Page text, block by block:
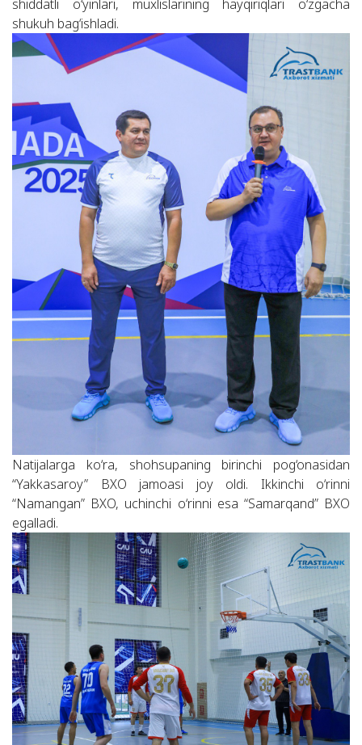
shiddatli o‘yinlari, muxlislarining hayqiriqlari o‘zgacha
shukuh bag‘ishladi.
Natijalarga ko‘ra, shohsupaning birinchi pog‘onasidan
“Yakkasaroy” BXO jamoasi joy oldi. Ikkinchi o‘rinni
“Namangan” BXO, uchinchi o‘rinni esa “Samarqand” BXO
egalladi.